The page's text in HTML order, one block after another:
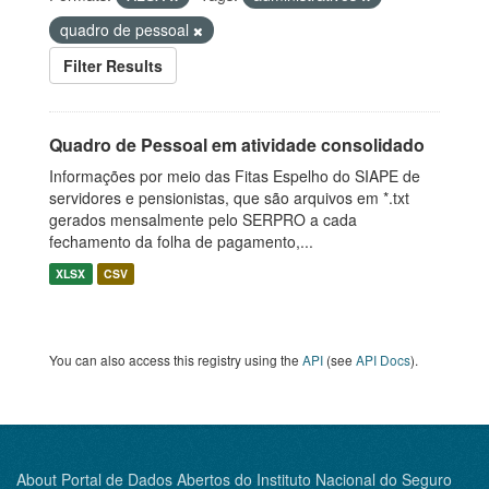
quadro de pessoal
Filter Results
Quadro de Pessoal em atividade consolidado
Informações por meio das Fitas Espelho do SIAPE de
servidores e pensionistas, que são arquivos em *.txt
gerados mensalmente pelo SERPRO a cada
fechamento da folha de pagamento,...
XLSX CSV
You can also access this registry using the API (see API Docs).
About Portal de Dados Abertos do Instituto Nacional do Seguro